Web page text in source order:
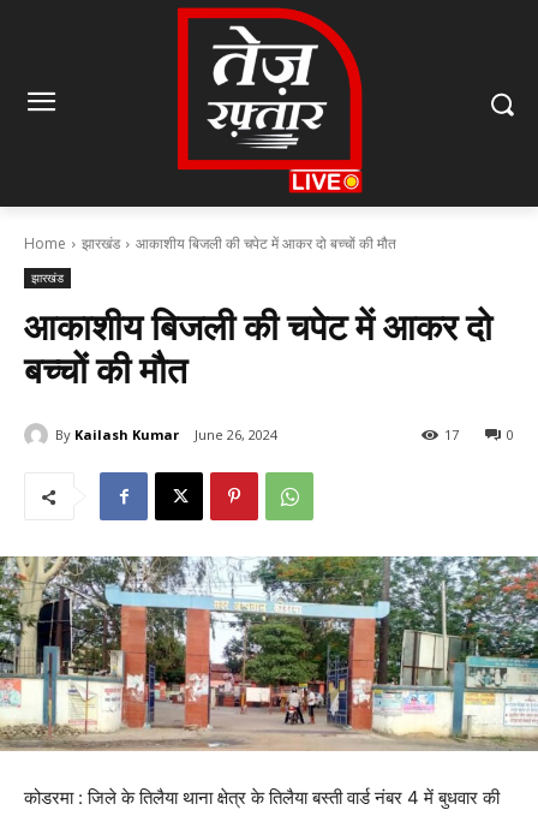
Home झारखंड आकाशीय बिजली की चपेट में आकर दो बच्चों की मौत
झारखंड
आकाशीय बिजली की चपेट में आकर दो
बच्चों की मौत
By Kailash Kumar June 26, 2024 0
17
कोडरमा : जिले के तिलैया थाना क्षेत्र के तिलैया बस्ती वार्ड नंबर 4 में बुधवार की